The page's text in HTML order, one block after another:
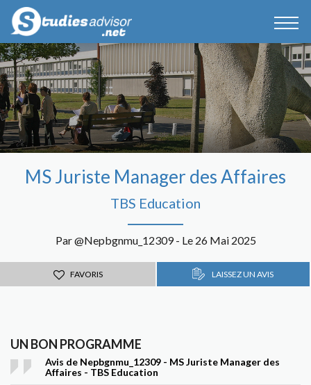
MS Juriste Manager des Affaires
TBS Education
Par @Nepbgnmu_12309 - Le 26 Mai 2025
FAVORIS LAISSEZ UN AVIS
UN BON PROGRAMME
Avis de Nepbgnmu_12309 - MS Juriste Manager des
Affaires - TBS Education